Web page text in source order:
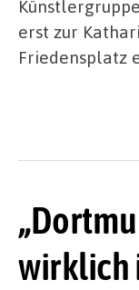
erst zur
Friedensplatz
wirklich